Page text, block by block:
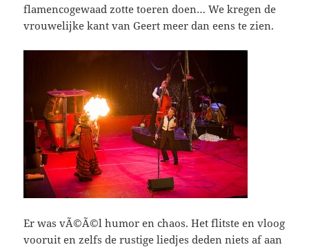
flamencogewaad zotte toeren doen… We kregen de
vrouwelijke kant van Geert meer dan eens te zien.
Er was vÃ©Ã©l humor en chaos. Het flitste en vloog
vooruit en zelfs de rustige liedjes deden niets af aan